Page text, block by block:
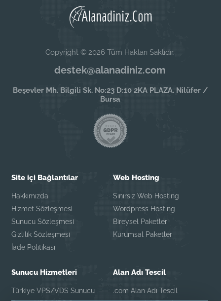
Copyright © 2026 Tüm Hakları Saklıdır.
destek@alanadiniz.com
Beşevler Mh. Bilgili Sk. No:23 D:10 2KA PLAZA. Nilüfer /
Bursa
Site içi Bağlantılar
Hakkımızda
Hizmet Sözleşmesi
Sunucu Sözleşmesi
Gizlilik Sözleşmesi
İade Politikası
Web Hosting
Sınırsız Web Hosting
Wordpress Hosting
Bireysel Paketler
Kurumsal Paketler
Sunucu Hizmetleri
Türkiye VPS/VDS Sunucu
Alan Adı Tescil
.com Alan Adı Tescil